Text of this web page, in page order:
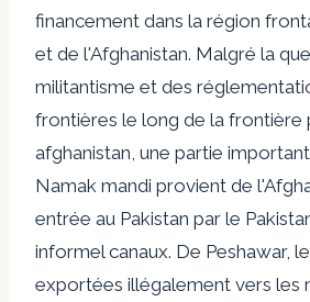
financement dans la région
et de l'Afghanistan. Malgré la
militantisme et des
frontières le long de la frontière
afghanistan, une partie
Namak mandi provient de
entrée au Pakistan par le
informel canaux. De Peshawar,
exportées illégalement vers les